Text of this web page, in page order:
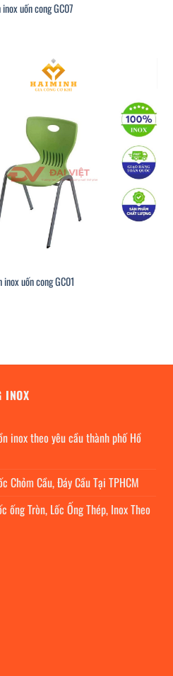
uốn cong GC07
uốn cong GC01
INOX
inox theo yêu cầu thành phố Hồ
Chỏm Cầu, Đáy Cầu Tại TPHCM
ống Tròn, Lốc Ống Thép, Inox Theo